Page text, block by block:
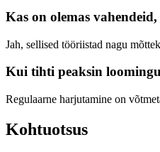
Kas on olemas
Jah, sellised tööriistad nagu
Kui tihti peaksin
Regulaarne harjutamine on
Kohtuotsus